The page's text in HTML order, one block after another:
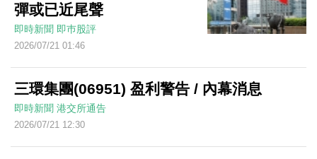
彈或已近尾聲
即時新聞 即巿股評
2026/07/21 01:46
三環集團(06951) 盈利警告 / 內幕消息
即時新聞 港交所通告
2026/07/21 12:30